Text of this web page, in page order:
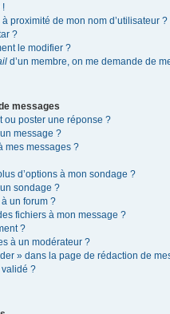
!
proximité de mon nom d’utilisateur ?
?
le modifier ?
d’un membre, on me demande de
messages
ou poster une réponse ?
message ?
mes messages ?
d’options à mon sondage ?
sondage ?
un forum ?
fichiers à mon message ?
?
à un modérateur ?
» dans la page de rédaction de
validé ?